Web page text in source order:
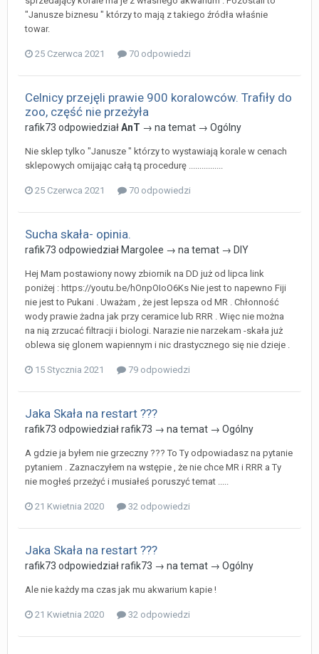
"Janusze biznesu " którzy to mają z takiego źródła właśnie
towar.
25 Czerwca 2021 70 odpowiedzi
Celnicy przejęli prawie 900 koralowców. Trafiły do
zoo, część nie przeżyła
rafik73 odpowiedziałAnT → na temat → Ogólny
Nie sklep tylko "Janusze " którzy to wystawiają korale w cenach
sklepowych omijając całą tą procedurę ................
25 Czerwca 2021 70 odpowiedzi
Sucha skała- opinia.
rafik73 odpowiedziałMargolee → na temat → DIY
Hej Mam postawiony nowy zbiornik na DD już od lipca link
poniżej : https://youtu.be/hOnpOIoO6Ks Nie jest to napewno Fiji
nie jest to Pukani . Uważam , że jest lepsza od MR . Chłonność
wody prawie żadna jak przy ceramice lub RRR . Więc nie można
na nią zrzucać filtracji i biologi. Narazie nie narzekam -skała już
oblewa się glonem wapiennym i nic drastycznego się nie dzieje .
15 Stycznia 2021 79 odpowiedzi
Jaka Skała na restart ???
rafik73 odpowiedziałrafik73 → na temat → Ogólny
A gdzie ja byłem nie grzeczny ??? To Ty odpowiadasz na pytanie
pytaniem . Zaznaczyłem na wstępie , że nie chce MR i RRR a Ty
nie mogłeś przeżyć i musiałeś poruszyć temat .....
21 Kwietnia 2020 32 odpowiedzi
Jaka Skała na restart ???
rafik73 odpowiedziałrafik73 → na temat → Ogólny
Ale nie każdy ma czas jak mu akwarium kapie !
21 Kwietnia 2020 32 odpowiedzi